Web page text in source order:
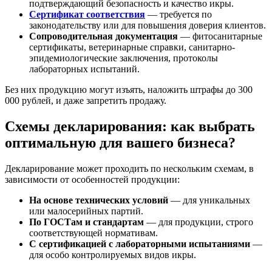
подтверждающий безопасность и качество икры.
Сертификат соответствия — требуется по
законодательству или для повышения доверия клиентов.
Сопроводительная документация — фитосанитарные
сертификаты, ветеринарные справки, санитарно-
эпидемиологические заключения, протоколы
лабораторных испытаний.
Без них продукцию могут изъять, наложить штрафы до 300
000 рублей, и даже запретить продажу.
Схемы декларирования: как выбрать
оптимальную для вашего бизнеса?
Декларирование может проходить по нескольким схемам, в
зависимости от особенностей продукции:
На основе технических условий — для уникальных
или малосерийных партий.
По ГОСТам и стандартам — для продукции, строго
соответствующей нормативам.
С сертификацией с лабораторными испытаниями —
для особо контролируемых видов икры.